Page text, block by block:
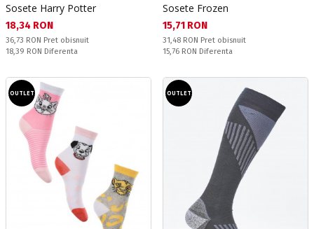
Sosete Harry Potter
Текуща цена:
18,34 RON
Pret obisnuit:
36,73 RON Pret obisnuit
Спестявате:
18,39 RON Diferenta
Sosete Frozen
Текуща цена:
15,71 RON
Pret obisnuit:
31,48 RON Pret obisnuit
Спестявате:
15,76 RON Diferenta
OUTLET OUTLET